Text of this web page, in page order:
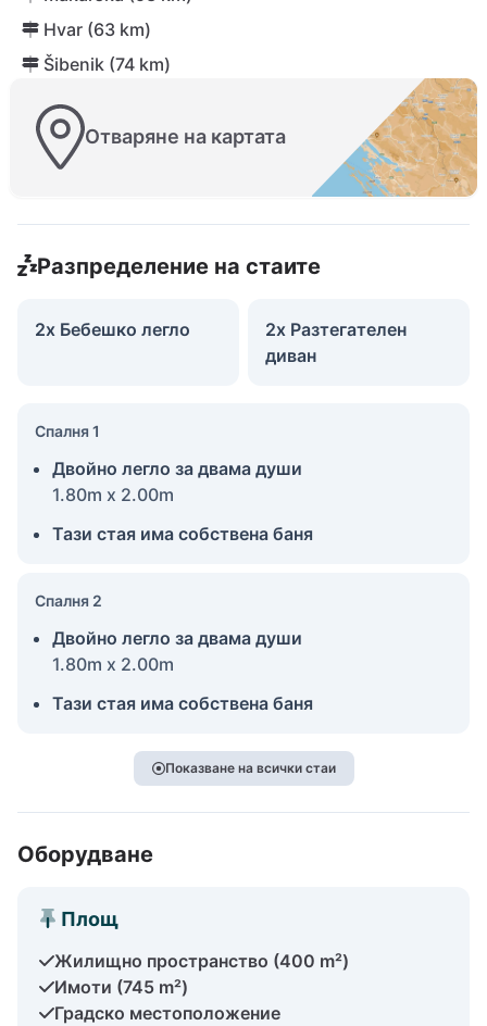
Hvar (63 km)
Šibenik (74 km)
Отваряне на картата
Разпределение на стаите
2x Бебешко легло
2x Разтегателен
диван
Спалня 1
Двойно легло за двама души
1.80m x 2.00m
Тази стая има собствена баня
Спалня 2
Двойно легло за двама души
1.80m x 2.00m
Тази стая има собствена баня
Показване на всички стаи
Оборудване
Площ
Жилищно пространство (400 m²)
Имоти (745 m²)
Градско местоположение